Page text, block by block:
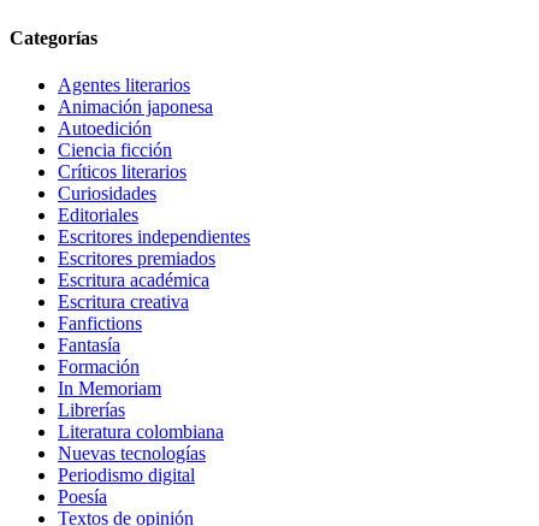
Categorías
Agentes literarios
Animación japonesa
Autoedición
Ciencia ficción
Críticos literarios
Curiosidades
Editoriales
Escritores independientes
Escritores premiados
Escritura académica
Escritura creativa
Fanfictions
Fantasía
Formación
In Memoriam
Librerías
Literatura colombiana
Nuevas tecnologías
Periodismo digital
Poesía
Textos de opinión